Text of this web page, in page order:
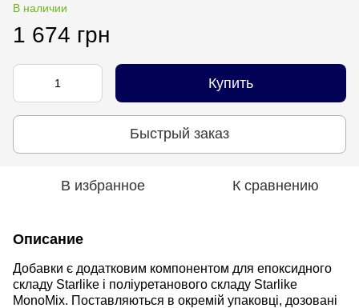
В наличии
1 674 грн
Купить
Быстрый заказ
В избранное К сравнению
Описание
Добавки є додатковим компонентом для епоксидного
складу Starlike і поліуретанового складу Starlike
MonoMix. Поставляються в окремій упаковці, дозовані